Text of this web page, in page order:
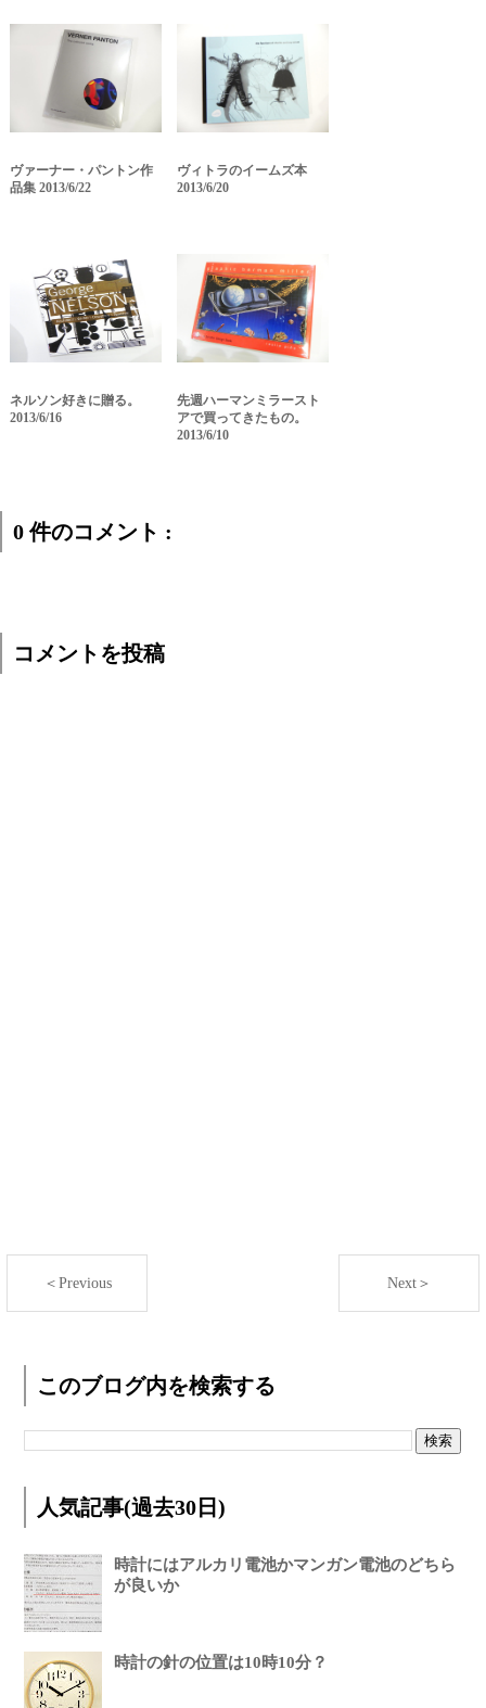
ヴァーナー・パントン作
品集 2013/6/22
ヴィトラのイームズ本
2013/6/20
ネルソン好きに贈る。
2013/6/16
先週ハーマンミラースト
アで買ってきたもの。
2013/6/10
0 件のコメント :
コメントを投稿
＜Previous Next＞
このブログ内を検索する
人気記事(過去30日)
時計にはアルカリ電池かマンガン電池のどちら
が良いか
時計の針の位置は10時10分？